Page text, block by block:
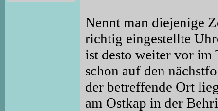
Nennt man diejenige
richtig eingestellte
ist desto weiter vor im
schon auf den
der betreffende Ort
am Ostkap in der